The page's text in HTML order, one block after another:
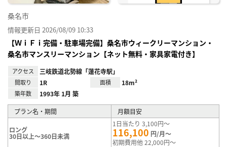
桑名市
情報更新日 2026/08/09 10:33
【ＷｉＦｉ完備・駐車場完備】桑名市ウィークリーマンション・
桑名市マンスリーマンション【ネット無料・家具家電付き】
アクセス 三岐鉄道北勢線「蓮花寺駅」
間取り 1R 面積 18m²
築年数 1993年 1月 築
プラン名・期間 月額目安
ロング
30日以上～360日未満
1日当たり 3,100円～
116,100 円/月～
初期費用他 22,000円～